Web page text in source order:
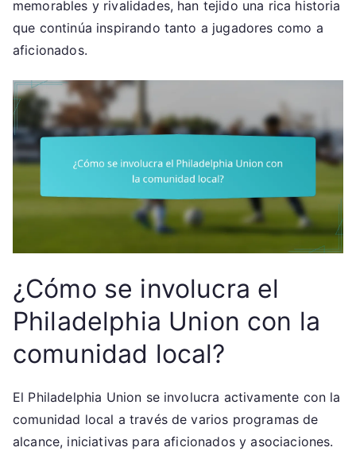
memorables y rivalidades, han tejido una rica historia
que continúa inspirando tanto a jugadores como a
aficionados.
¿Cómo se involucra el
Philadelphia Union con la
comunidad local?
El Philadelphia Union se involucra activamente con la
comunidad local a través de varios programas de
alcance, iniciativas para aficionados y asociaciones.